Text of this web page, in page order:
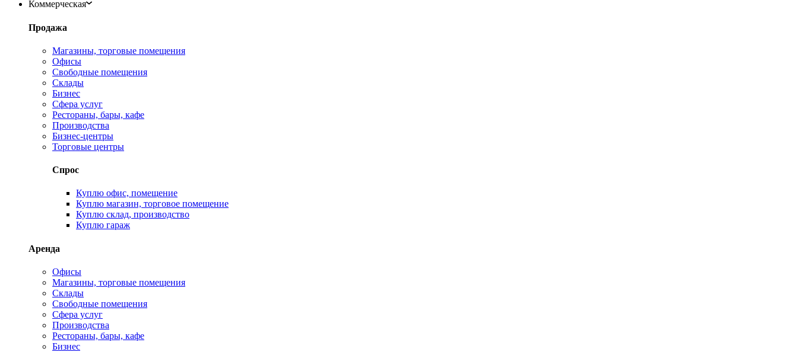
Коммерческая
Продажа
Магазины, торговые помещения
Офисы
Свободные помещения
Склады
Бизнес
Сфера услуг
Рестораны, бары, кафе
Производства
Бизнес-центры
Торговые центры
Спрос
Куплю офис, помещение
Куплю магазин, торговое помещение
Куплю склад, производство
Куплю гараж
Аренда
Офисы
Магазины, торговые помещения
Склады
Свободные помещения
Сфера услуг
Производства
Рестораны, бары, кафе
Бизнес